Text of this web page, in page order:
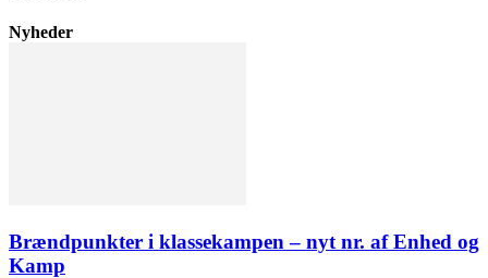
Nyheder
Brændpunkter i klassekampen – nyt nr. af Enhed og
Kamp